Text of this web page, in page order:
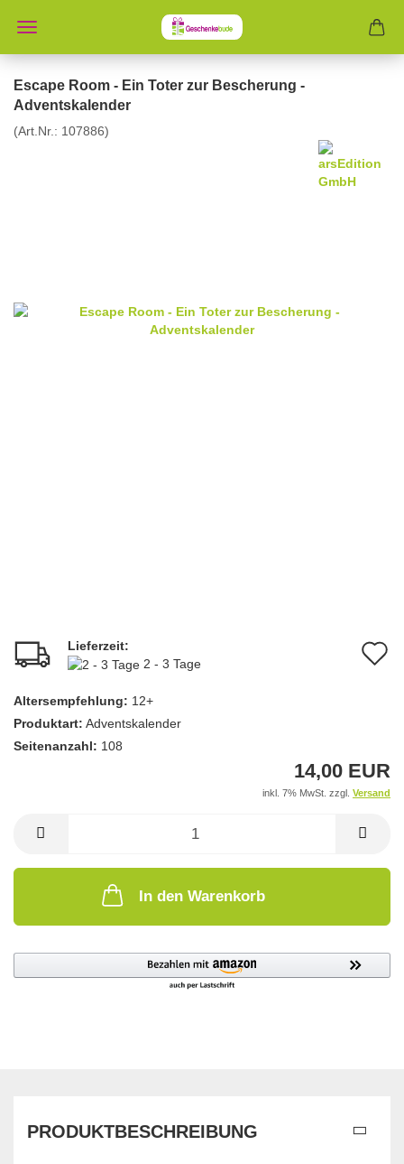
Escape Room - Ein Toter zur Bescherung -
Adventskalender
(Art.Nr.: 107886)
Lieferzeit:
2 - 3 Tage
Altersempfehlung: 12+
Produktart: Adventskalender
Seitenanzahl: 108
14,00 EUR
inkl. 7% MwSt. zzgl. Versand
In den Warenkorb
PRODUKTBESCHREIBUNG